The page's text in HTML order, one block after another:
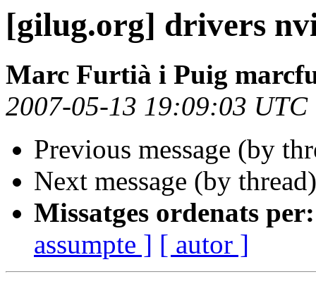
[gilug.org] drivers
Marc Furtià i Puig
2007-05-13 19:09:03 UTC
Previous message (by
Next message (by
Missatges ordenats per:
assumpte ] [ autor ]